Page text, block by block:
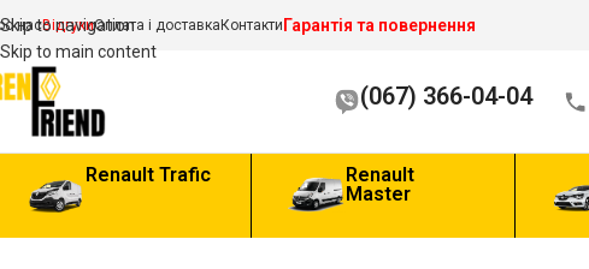
Skip to navigation
Skip to main content
насВідгукиОплата і доставка КонтактиГарантія та повернення
(067) 366-04-04
Renault Trafic
Renault
Master